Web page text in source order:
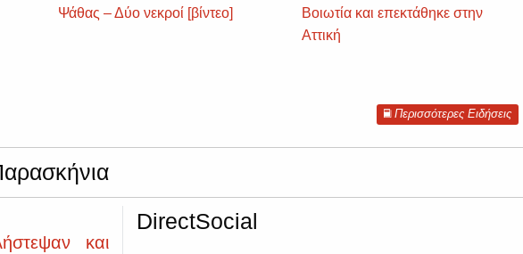
Ψάθας – Δύο νεκροί [βίντεο]
Βοιωτία και επεκτάθηκε στην
Αττική
Περισσότερες Ειδήσεις
και
DirectSocial